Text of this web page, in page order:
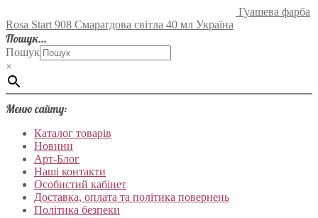
Гуашева фарба
Rosa Start 908 Смарагдова світла 40 мл Україна
Пошук…
Пошук
×
Меню сайту:
Каталог товарів
Новини
Арт-Блог
Наші контакти
Особистий кабінет
Доставка, оплата та політика повернень
Політика безпеки